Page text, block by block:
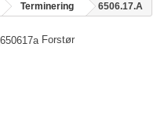
Terminering 6506.17.A
Forstør